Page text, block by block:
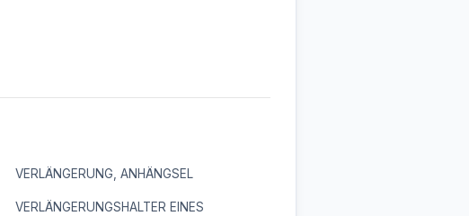
VERLÄNGERUNG, ANHÄNGSEL
VERLÄNGERUNGSHALTER EINES